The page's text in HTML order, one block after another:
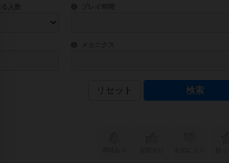
。 目安となる所要時間を指定することができます
ーリーを指定することができます。直感的にゲームシステムを理解でき
ゲーム性を構成するコアシステムです。主にボ
リセット